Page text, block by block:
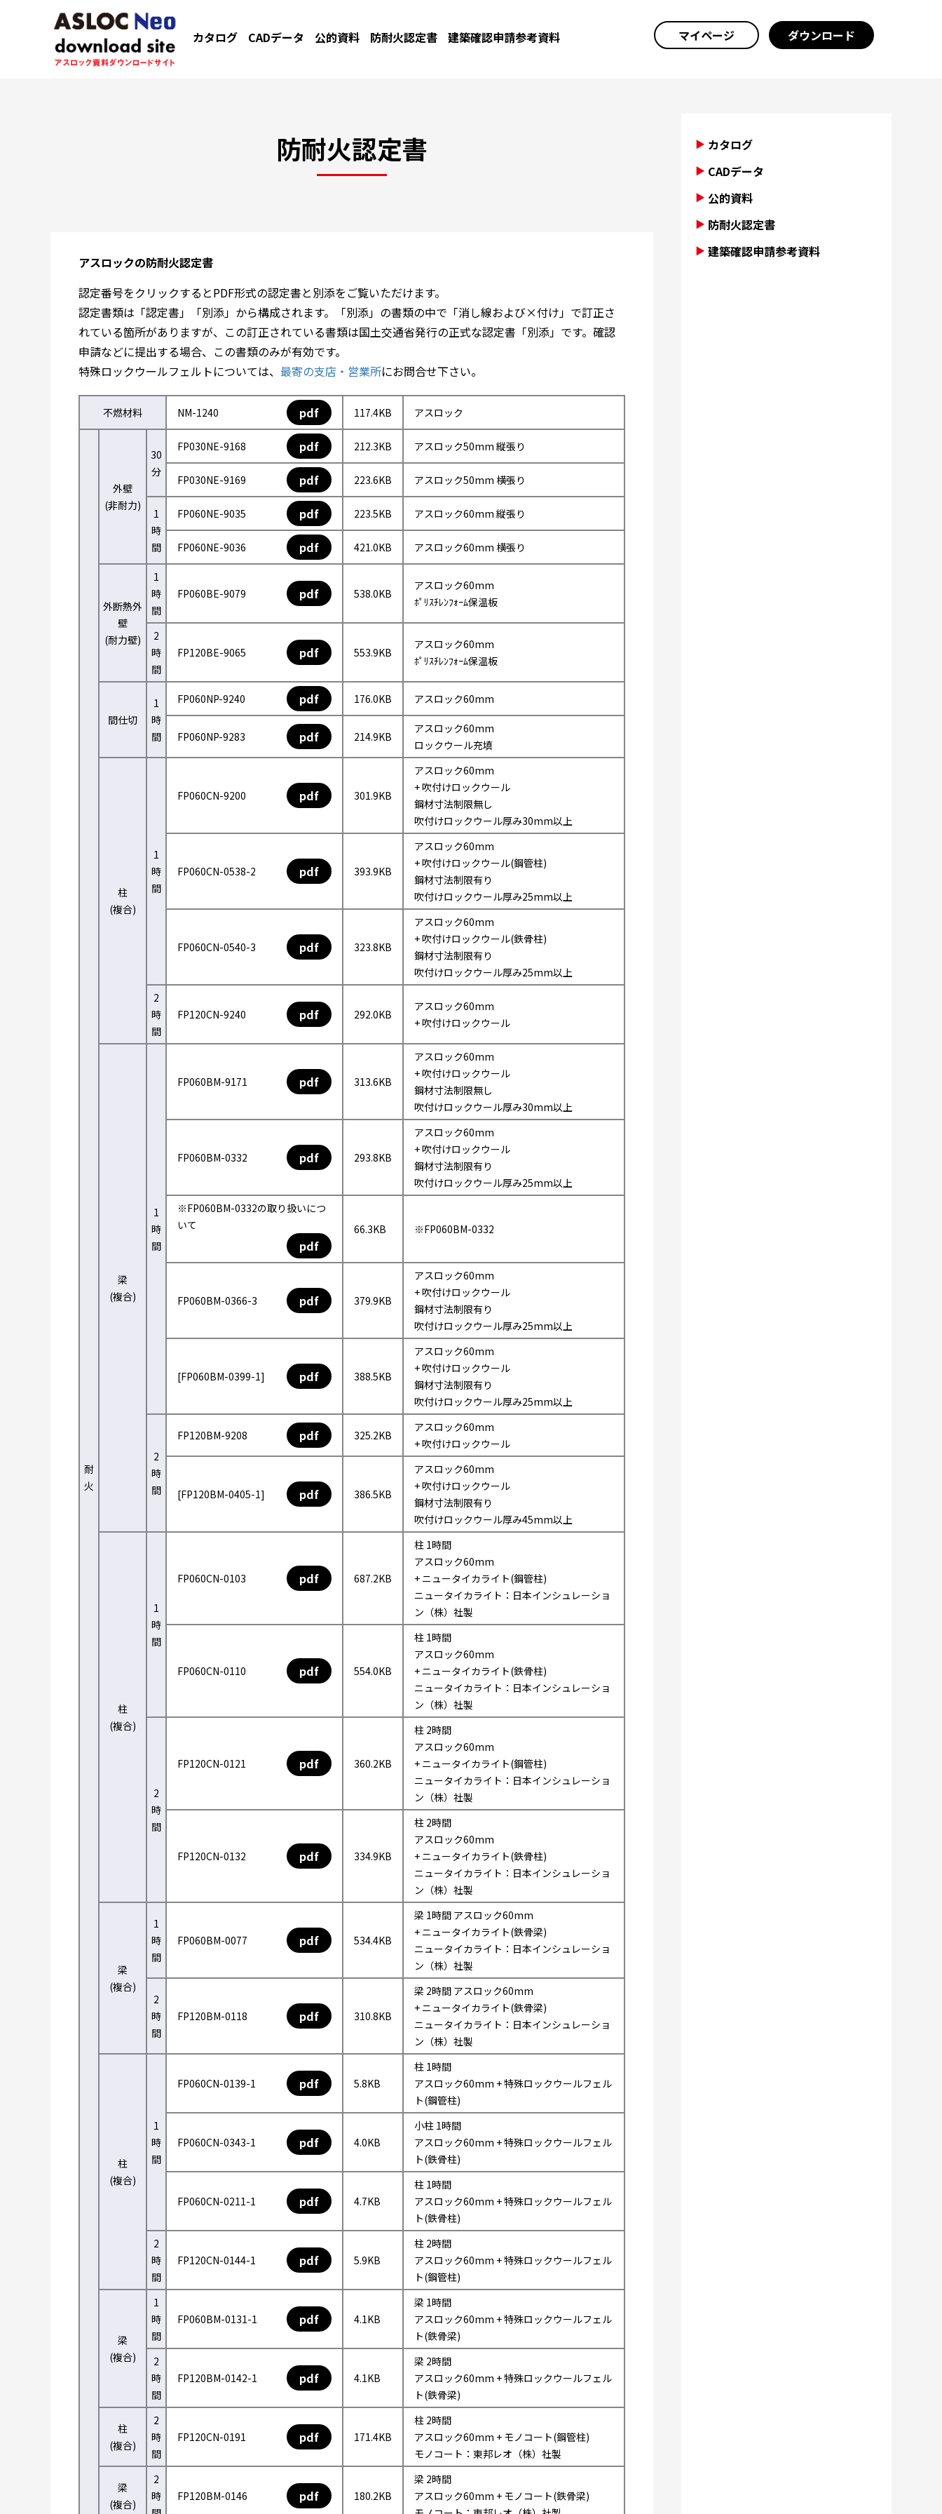
カタログ CADデータ 公的資料 防耐火認定書 建築確認申請参考資料 マイページ ダウンロード
防耐火認定書
アスロックの防耐火認定書
認定番号をクリックするとPDF形式の認定書と別添をご覧いただけます。
認定書類は「認定書」「別添」から構成されます。「別添」の書類の中で「消し線および×付け」で訂正さ
れている箇所がありますが、この訂正されている書類は国土交通省発行の正式な認定書「別添」です。確認
申請などに提出する場合、この書類のみが有効です。
特殊ロックウールフェルトについては、 最寄の支店・営業所にお問合せ下さい。
不燃材料 NM-1240 pdf 117.4KB アスロック
耐
火
外壁
(非耐力)
30
分
FP030NE-9168 pdf 212.3KB アスロック50mm 縦張り
FP030NE-9169 pdf 223.6KB アスロック50mm 横張り
1
時
間
FP060NE-9035 pdf 223.5KB アスロック60mm 縦張り
FP060NE-9036 pdf 421.0KB アスロック60mm 横張り
外断熱外
壁
(耐力壁)
1
時
間
FP060BE-9079 pdf 538.0KB
アスロック60mm
ﾎﾟﾘｽﾁﾚﾝﾌｫｰﾑ保温板
2
時
間
FP120BE-9065 pdf 553.9KB
アスロック60mm
ﾎﾟﾘｽﾁﾚﾝﾌｫｰﾑ保温板
間仕切
1
時
間
FP060NP-9240 pdf 176.0KB アスロック60mm
FP060NP-9283 pdf 214.9KB
アスロック60mm
ロックウール充填
柱
(複合)
1
時
間
FP060CN-9200 pdf 301.9KB
アスロック60mm
+ 吹付けロックウール
鋼材寸法制限無し
吹付けロックウール厚み30mm以上
FP060CN-0538-2 pdf 393.9KB
アスロック60mm
+ 吹付けロックウール(鋼管柱)
鋼材寸法制限有り
吹付けロックウール厚み25mm以上
FP060CN-0540-3 pdf 323.8KB
アスロック60mm
+ 吹付けロックウール(鉄骨柱)
鋼材寸法制限有り
吹付けロックウール厚み25mm以上
2
時
間
FP120CN-9240 pdf 292.0KB
アスロック60mm
+ 吹付けロックウール
梁
(複合)
1
時
間
FP060BM-9171 pdf 313.6KB
アスロック60mm
+ 吹付けロックウール
鋼材寸法制限無し
吹付けロックウール厚み30mm以上
FP060BM-0332 pdf 293.8KB
アスロック60mm
+ 吹付けロックウール
鋼材寸法制限有り
吹付けロックウール厚み25mm以上
※FP060BM-0332の取り扱いにつ
いて
pdf
66.3KB ※FP060BM-0332
FP060BM-0366-3 pdf 379.9KB
アスロック60mm
+ 吹付けロックウール
鋼材寸法制限有り
吹付けロックウール厚み25mm以上
[FP060BM-0399-1] pdf 388.5KB
アスロック60mm
+ 吹付けロックウール
鋼材寸法制限有り
吹付けロックウール厚み25mm以上
2
時
間
FP120BM-9208 pdf 325.2KB
アスロック60mm
+ 吹付けロックウール
[FP120BM-0405-1] pdf 386.5KB
アスロック60mm
+ 吹付けロックウール
鋼材寸法制限有り
吹付けロックウール厚み45mm以上
柱
(複合)
1
時
間
FP060CN-0103 pdf 687.2KB
柱 1時間
アスロック60mm
+ ニュータイカライト(鋼管柱)
ニュータイカライト：日本インシュレーショ
ン（株）社製
FP060CN-0110 pdf 554.0KB
柱 1時間
アスロック60mm
+ ニュータイカライト(鉄骨柱)
ニュータイカライト：日本インシュレーショ
ン（株）社製
2
時
間
FP120CN-0121 pdf 360.2KB
柱 2時間
アスロック60mm
+ ニュータイカライト(鋼管柱)
ニュータイカライト：日本インシュレーショ
ン（株）社製
FP120CN-0132 pdf 334.9KB
柱 2時間
アスロック60mm
+ ニュータイカライト(鉄骨柱)
ニュータイカライト：日本インシュレーショ
ン（株）社製
梁
(複合)
1
時
間
FP060BM-0077 pdf 534.4KB
梁 1時間 アスロック60mm
+ ニュータイカライト(鉄骨梁)
ニュータイカライト：日本インシュレーショ
ン（株）社製
2
時
間
FP120BM-0118 pdf 310.8KB
梁 2時間 アスロック60mm
+ ニュータイカライト(鉄骨梁)
ニュータイカライト：日本インシュレーショ
ン（株）社製
柱
(複合)
1
時
間
FP060CN-0139-1 pdf 5.8KB
柱 1時間
アスロック60mm + 特殊ロックウールフェル
ト(鋼管柱)
FP060CN-0343-1 pdf 4.0KB
小柱 1時間
アスロック60mm + 特殊ロックウールフェル
ト(鉄骨柱)
FP060CN-0211-1 pdf 4.7KB
柱 1時間
アスロック60mm + 特殊ロックウールフェル
ト(鉄骨柱)
2
時
間
FP120CN-0144-1 pdf 5.9KB
柱 2時間
アスロック60mm + 特殊ロックウールフェル
ト(鋼管柱)
梁
(複合)
1
時
間
FP060BM-0131-1 pdf 4.1KB
梁 1時間
アスロック60mm + 特殊ロックウールフェル
ト(鉄骨梁)
2
時
間
FP120BM-0142-1 pdf 4.1KB
梁 2時間
アスロック60mm + 特殊ロックウールフェル
ト(鉄骨梁)
柱
(複合)
2
時
間
FP120CN-0191 pdf 171.4KB
柱 2時間
アスロック60mm + モノコート(鋼管柱)
モノコート：東邦レオ（株）社製
梁
(複合)
2
時
FP120BM-0146 pdf 180.2KB
梁 2時間
アスロック60mm + モノコート(鉄骨梁)
カタログ
CADデータ
公的資料
防耐火認定書
建築確認申請参考資料